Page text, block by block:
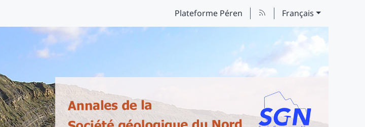
Plateforme Péren Français